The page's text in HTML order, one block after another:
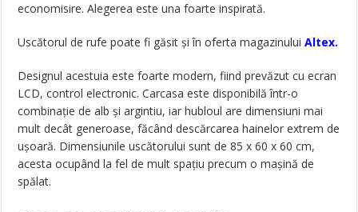
economisire. Alegerea este una foarte inspirată.
Uscătorul de rufe poate fi găsit și în oferta magazinuluiAltex.
Designul acestuia este foarte modern, fiind prevăzut cu ecran
LCD, control electronic. Carcasa este disponibilă într-o
combinație de alb și argintiu, iar hubloul are dimensiuni mai
mult decât generoase, făcând descărcarea hainelor extrem de
ușoară. Dimensiunile uscătorului sunt de 85 x 60 x 60 cm,
acesta ocupând la fel de mult spațiu precum o mașină de
spălat.